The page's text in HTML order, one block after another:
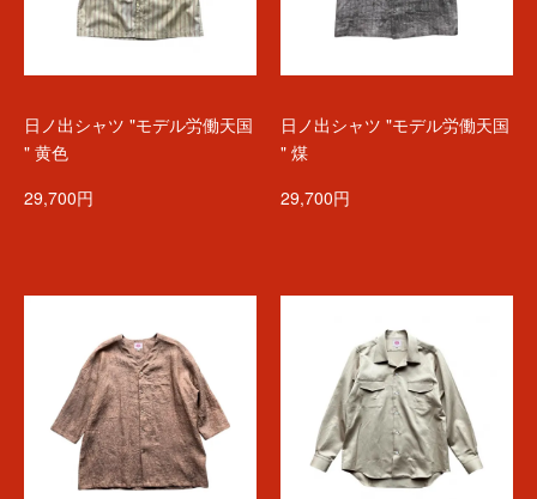
日ノ出シャツ "モデル労働天国
" 黄色
29,700円
日ノ出シャツ "モデル労働天国
" 煤
29,700円